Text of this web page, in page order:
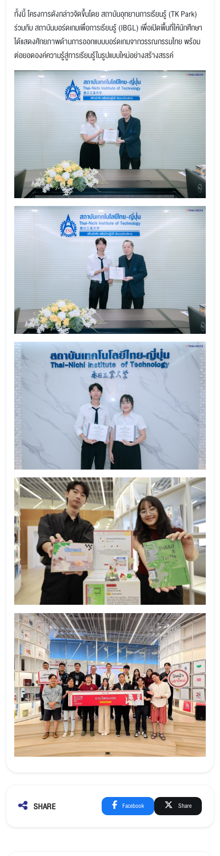
ทั้งนี้ โครงการดังกล่าวจัดขึ้นโดย สถาบันอุทยานการเรียนรู้ (TK Park)
ร่วมกับ สถาบันบอร์ดเกมเพื่อการเรียนรู้ (IBGL) เพื่อเปิดพื้นที่ให้นักศึกษา
ได้แสดงศักยภาพด้านการออกแบบบอร์ดเกมจากวรรณกรรมไทย พร้อม
ต่อยอดองค์ความรู้สู่การเรียนรู้ในรูปแบบใหม่อย่างสร้างสรรค์
SHARE Facebook Share